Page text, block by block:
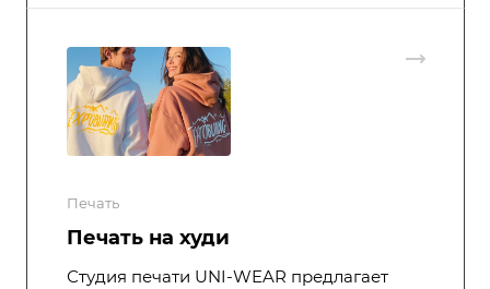
Печать
Печать на худи
Студия печати UNI-WEAR предлагает